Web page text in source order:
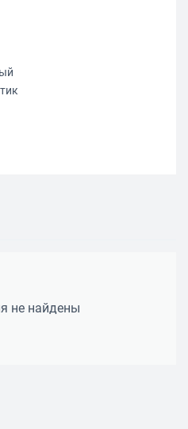
не найдены